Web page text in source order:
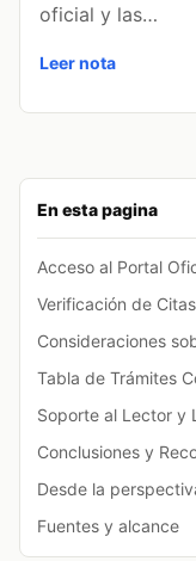
En esta pagina
Acceso al Portal
Verificación de
Consideraciones
Tabla de Trámites
Soporte al Lector y
Conclusiones y
Desde la
Fuentes y alcance
oficial y las…
Leer nota